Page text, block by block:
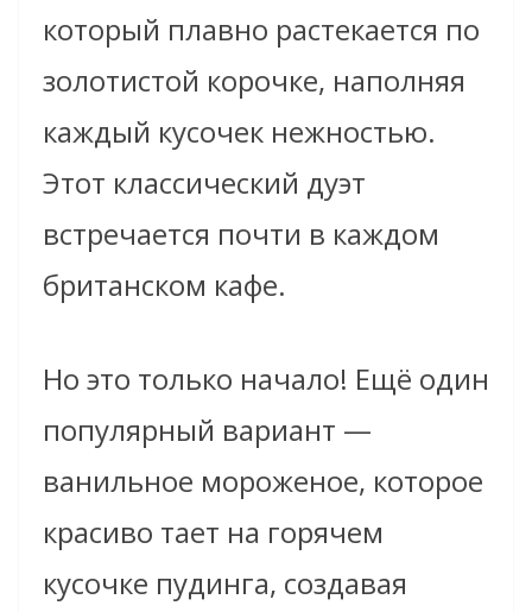
который плавно растекается по
золотистой корочке, наполняя
каждый кусочек нежностью.
Этот классический дуэт
встречается почти в каждом
британском кафе.
Но это только начало! Ещё один
популярный вариант —
ванильное мороженое, которое
красиво тает на горячем
кусочке пудинга, создавая